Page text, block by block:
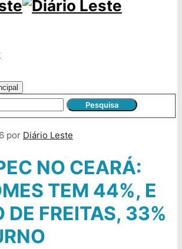
por Diário Leste
NO CEARÁ:
TEM 44%, E
DE FREITAS, 33%